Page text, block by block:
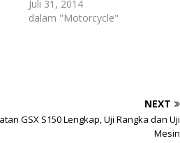
Juli 31, 2014
dalam "Motorcycle"
NEXT
GSX S150 Lengkap, Uji Rangka dan Uji
Mesin